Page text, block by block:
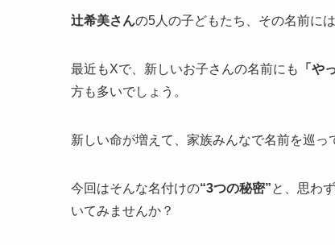
辻希美さんの5人の子どもたち、その名前に
最近もXで、新しいお子さんの名前にも 「や
方も多いでしょう。
新しい命が増えて、家族みんなで名前を巡っ
今回はそんな名付けの“3つの秘密”と、思わ
いてみませんか？